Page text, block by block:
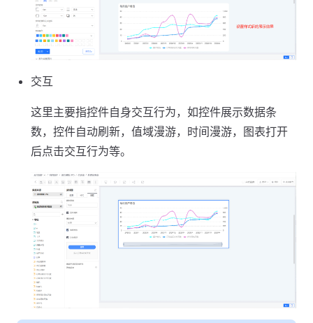
交互
这里主要指控件自身交互行为，如控件展示数据条
数，控件自动刷新，值域漫游，时间漫游，图表打开
后点击交互行为等。